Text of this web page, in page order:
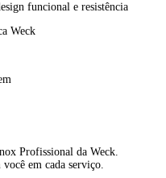
funcional e resistência
Weck
Profissional da Weck.
em cada serviço.